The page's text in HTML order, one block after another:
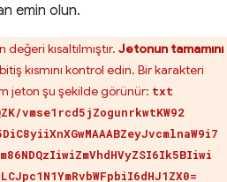
emin olun.
kısaltılmıştır. Jetonun tamamını
kısmını kontrol edin. Bir karakteri
jeton şu şekilde görünür: txt
vmse1rcd5jZogunrkwtKW92